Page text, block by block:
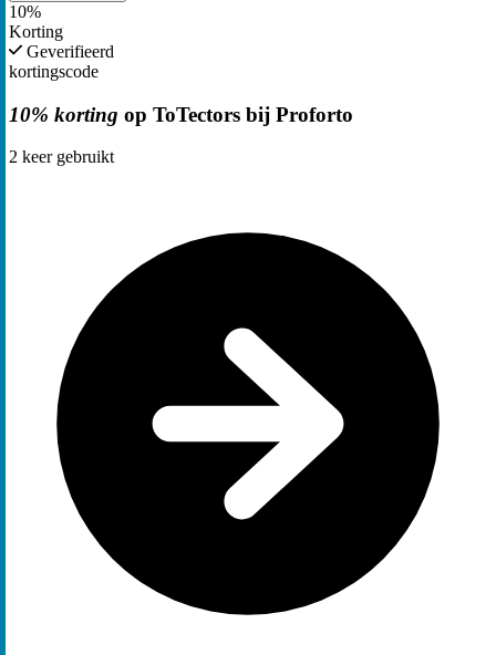
10%
Korting
Geverifieerd
kortingscode
10% korting op ToTectors bij Proforto
2 keer gebruikt